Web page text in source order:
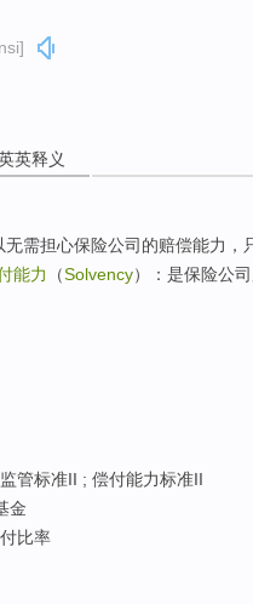
英释义
无需担心保险公司的赔偿能力
能力 （Solvency）：是保险公
管标准II ; 偿付能力标准II
金
比率